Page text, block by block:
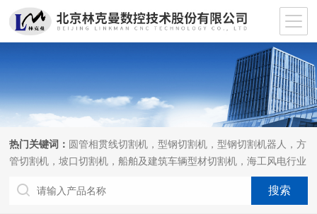
热门关键词： 圆管相贯线切割机，型钢切割机，型钢切割机器人，方
管切割机，坡口切割机，船舶及建筑车辆型材切割机，海工风电行业